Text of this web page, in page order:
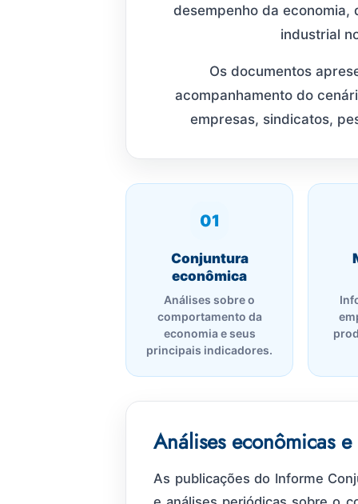
desempenho da
industrial
Os documentos
acompanhamento do
empresas, sindicatos,
01
Conjuntura
econômica
Análises sobre o
comportamento da
economia e seus
principais indicadores.
Análises econômicas
As publicações do Informe